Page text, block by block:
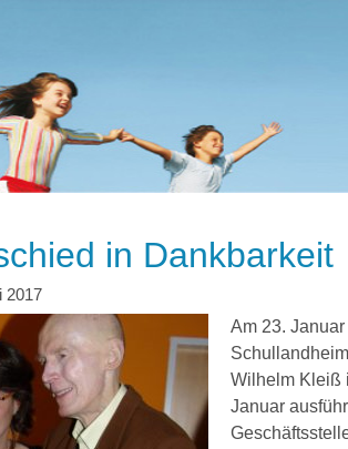
in Dankbarkeit
Am 23.
Wilhelm Kleiß
Januar